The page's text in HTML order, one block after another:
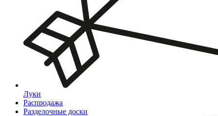
Луки
Распродажа
Разделочные доски